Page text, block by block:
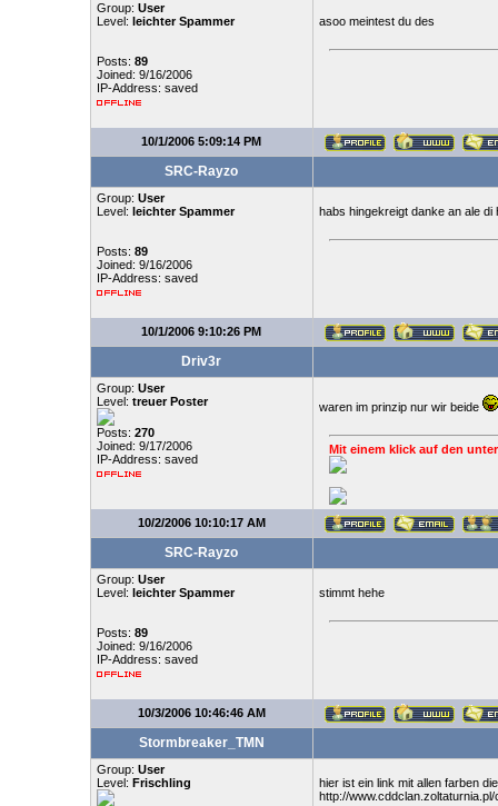
Group: User
Level: leichter Spammer
Posts: 89
Joined: 9/16/2006
IP-Address: saved
asoo meintest du des
10/1/2006 5:09:14 PM
SRC-Rayzo
Group: User
Level: leichter Spammer
Posts: 89
Joined: 9/16/2006
IP-Address: saved
habs hingekreigt danke an ale di
10/1/2006 9:10:26 PM
Driv3r
Group: User
Level: treuer Poster
Posts: 270
Joined: 9/17/2006
IP-Address: saved
waren im prinzip nur wir beide
Mit einem klick auf den
10/2/2006 10:10:17 AM
SRC-Rayzo
Group: User
Level: leichter Spammer
Posts: 89
Joined: 9/16/2006
IP-Address: saved
stimmt hehe
10/3/2006 10:46:46 AM
Stormbreaker_TMN
Group: User
Level: Frischling
hier ist ein link mit allen farben
http://